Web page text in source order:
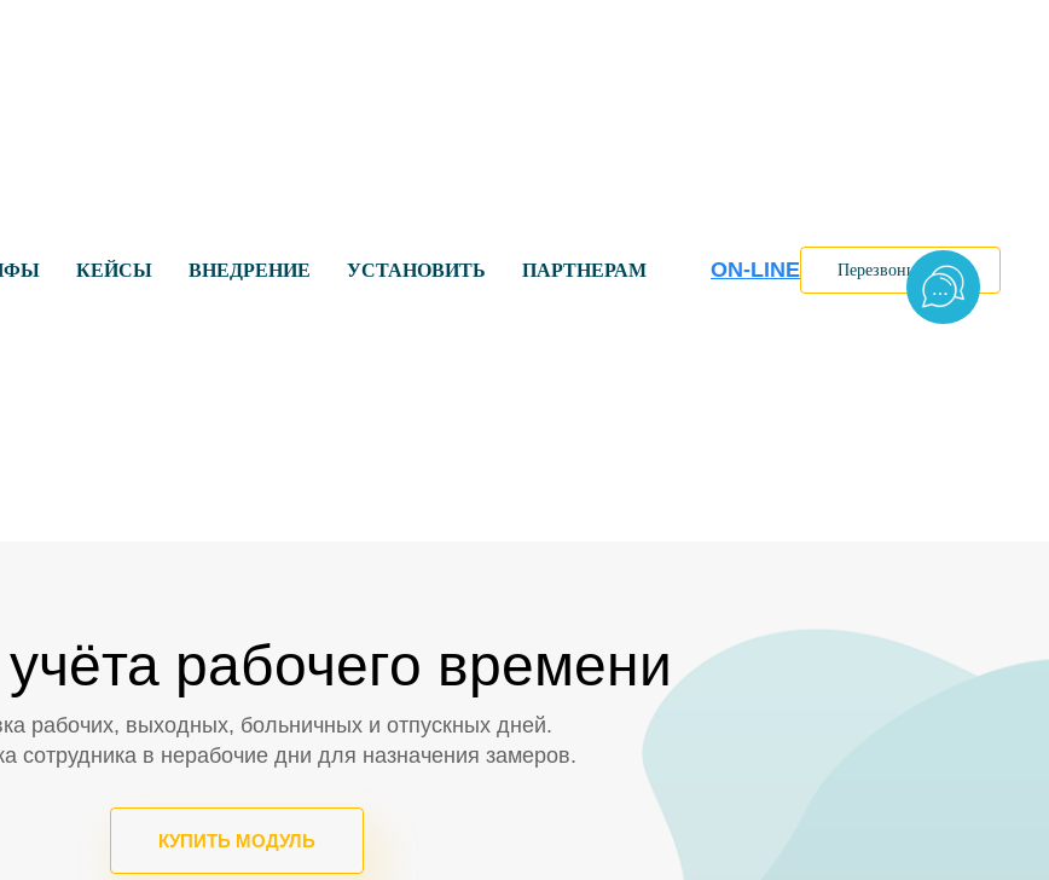
КЕЙСЫ ВНЕДРЕНИЕ УСТАНОВИТЬ ПАРТНЕРАМ ON-LINE Перезвоните мне
рабочего времени
рабочих, выходных, больничных и отпускных дней.
сотрудника в нерабочие дни для назначения замеров.
КУПИТЬ МОДУЛЬ